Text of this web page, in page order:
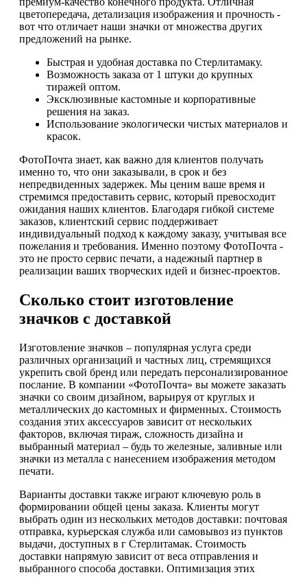
цветопередача, детализация изображения и прочность -
вот что отличает наши значки от множества других
предложений на рынке.
Быстрая и удобная доставка по Стерлитамаку.
Возможность заказа от 1 штуки до крупных
тиражей оптом.
Эксклюзивные кастомные и корпоративные
решения на заказ.
Использование экологически чистых материалов и
красок.
ФотоПочта знает, как важно для клиентов получать
именно то, что они заказывали, в срок и без
непредвиденных задержек. Мы ценим ваше время и
стремимся предоставить сервис, который превосходит
ожидания наших клиентов. Благодаря гибкой системе
заказов, клиентский сервис поддерживает
индивидуальный подход к каждому заказу, учитывая все
пожелания и требования. Именно поэтому ФотоПочта -
это не просто сервис печати, а надежный партнер в
реализации ваших творческих идей и бизнес-проектов.
Сколько стоит изготовление
значков с доставкой
Изготовление значков – популярная услуга среди
различных организаций и частных лиц, стремящихся
укрепить свой бренд или передать персонализированное
послание. В компании «ФотоПочта» вы можете заказать
значки со своим дизайном, варьируя от круглых и
металлических до кастомных и фирменных. Стоимость
создания этих аксессуаров зависит от нескольких
факторов, включая тираж, сложность дизайна и
выбранный материал – будь то железные, заливные или
значки из металла с нанесением изображения методом
печати.
Варианты доставки также играют ключевую роль в
формировании общей цены заказа. Клиенты могут
выбрать один из нескольких методов доставки: почтовая
отправка, курьерская служба или самовывоз из пунктов
выдачи, доступных в г Стерлитамак. Стоимость
доставки напрямую зависит от веса отправления и
выбранного способа доставки. Оптимизация этих